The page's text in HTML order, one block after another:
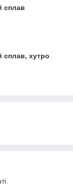
сплав
хутро